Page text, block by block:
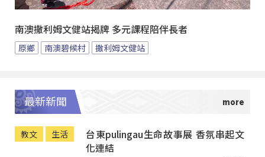
南澳撒利姆文健站揭牌 多元課程陪伴長者
原鄉 南澳碧候村 撒利姆文健站
最新新聞
教文 生活
台東pulingau生命故事展 香氛串起文
化連結